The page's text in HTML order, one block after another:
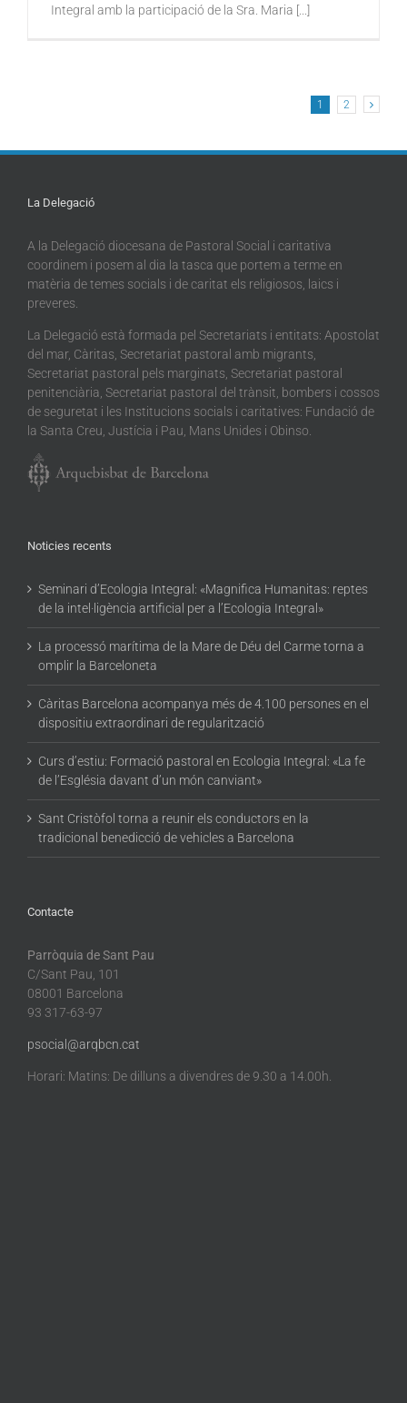
Integral amb la participació de la Sra. Maria [...]
1 2
La Delegació
A la Delegació diocesana de Pastoral Social i caritativa
coordinem i posem al dia la tasca que portem a terme en
matèria de temes socials i de caritat els religiosos, laics i
preveres.
La Delegació està formada pel Secretariats i entitats: Apostolat
del mar, Càritas, Secretariat pastoral amb migrants,
Secretariat pastoral pels marginats, Secretariat pastoral
penitenciària, Secretariat pastoral del trànsit, bombers i cossos
de seguretat i les Institucions socials i caritatives: Fundació de
la Santa Creu, Justícia i Pau, Mans Unides i Obinso.
Noticies recents
Seminari d’Ecologia Integral: «Magnifica Humanitas: reptes
de la intel·ligència artificial per a l’Ecologia Integral»
La processó marítima de la Mare de Déu del Carme torna a
omplir la Barceloneta
Càritas Barcelona acompanya més de 4.100 persones en el
dispositiu extraordinari de regularització
Curs d’estiu: Formació pastoral en Ecologia Integral: «La fe
de l’Església davant d’un món canviant»
Sant Cristòfol torna a reunir els conductors en la
tradicional benedicció de vehicles a Barcelona
Contacte
Parròquia de Sant Pau
C/Sant Pau, 101
08001 Barcelona
93 317-63-97
psocial@arqbcn.cat
Horari: Matins: De dilluns a divendres de 9.30 a 14.00h.